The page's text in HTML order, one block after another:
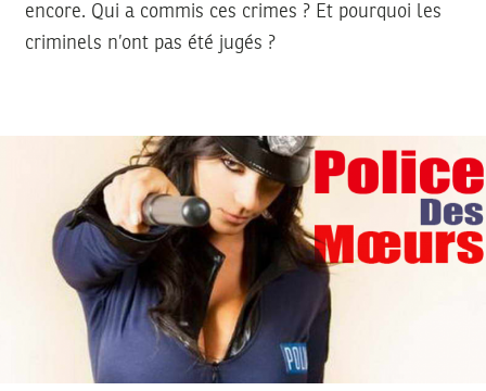
encore. Qui a commis ces crimes ? Et pourquoi les
criminels n’ont pas été jugés ?